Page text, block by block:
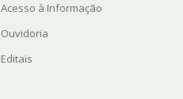
Acesso à Informação
Ouvidoria
Editais